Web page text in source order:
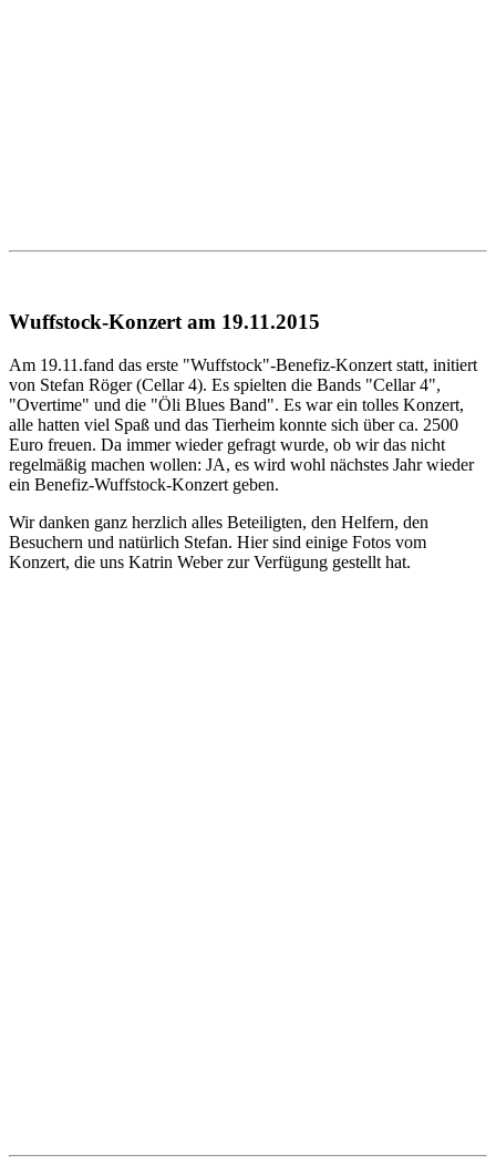
Wuffstock-Konzert am 19.11.2015
Am 19.11.fand das erste "Wuffstock"-Benefiz-Konzert statt, initiert
von Stefan Röger (Cellar 4). Es spielten die Bands "Cellar 4",
"Overtime" und die "Öli Blues Band". Es war ein tolles Konzert,
alle hatten viel Spaß und das Tierheim konnte sich über ca. 2500
Euro freuen. Da immer wieder gefragt wurde, ob wir das nicht
regelmäßig machen wollen: JA, es wird wohl nächstes Jahr wieder
ein Benefiz-Wuffstock-Konzert geben.
Wir danken ganz herzlich alles Beteiligten, den Helfern, den
Besuchern und natürlich Stefan. Hier sind einige Fotos vom
Konzert, die uns Katrin Weber zur Verfügung gestellt hat.